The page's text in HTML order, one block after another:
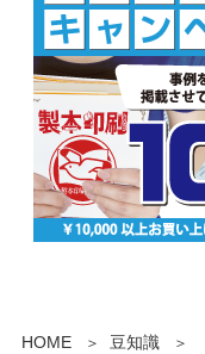
HOME 豆知識